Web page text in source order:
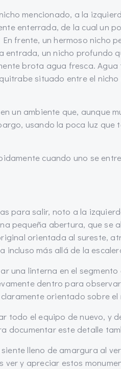
mencionado, a la
enterrada, de la cual un
frente, un hermoso nicho
entrada, un nicho profundo
brota agua fresca.
situado entre el
un ambiente que, aunque
usando la poca luz que
cuando uno se
para salir, noto a la
pequeña abertura, que se
orientada al sureste,
incluso más allá de la
una linterna en el
dentro para
orientado sobre
todo el equipo de nuevo, y
documentar este detalle
siente lleno de amargura al
ver y apreciar estos